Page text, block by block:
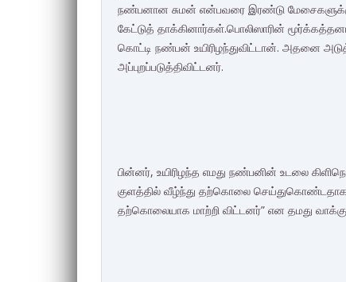
நண்பனான சுமன் என்பவரை இரண்டு
கேட்டுத் தாக்கினார்கள்.பொலிஸாரின்
கொட்டி நண்பன் உயிரிழந்துவிட்டான். அதனை
அப்புறப்படுத்திவிட்டனர்.
பின்னர், உயிரிழந்த எமது நண்பனின் உடலை
குளத்தில் வீழ்ந்து தற்கொலை
தற்கொலையாக மாற்றி விட்டனர்” என தமது